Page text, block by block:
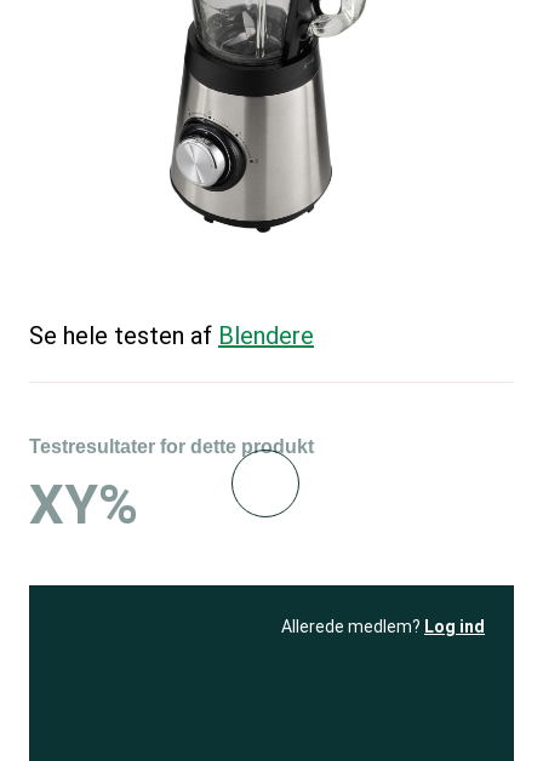
Se hele testen af Blendere
Testresultater for dette produkt
XY%
Allerede medlem? Log ind